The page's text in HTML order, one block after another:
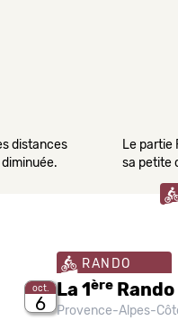
distances
Le partie
sa petite
oct.
6
RANDO
La 1ère
Provence-Alpes-